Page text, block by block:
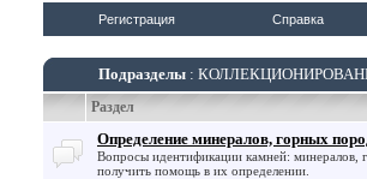
Регистрация Справка
Подразделы :
Раздел
Определение минералов, горных
Вопросы идентификации камней: минералов,
получить помощь в их определении.